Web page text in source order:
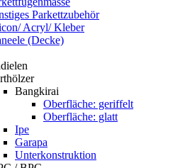
Parkettzubehör
Acryl/ Kleber
(Decke)
Bangkirai
Oberfläche: geriffelt
Oberfläche: glatt
Ipe
Garapa
Unterkonstruktion